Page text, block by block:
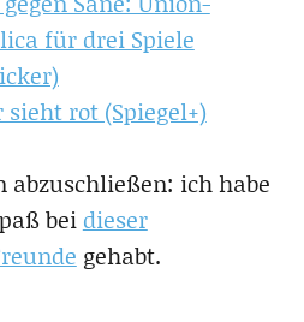
für drei Spiele
rot (Spiegel+)
abzuschließen: ich habe
bei dieser
gehabt.